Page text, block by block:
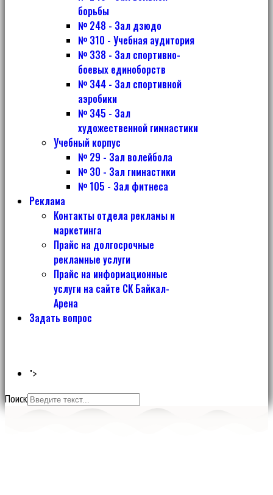
борьбы
№ 248 - Зал дзюдо
№ 310 - Учебная аудитория
№ 338 - Зал спортивно-
боевых единоборств
№ 344 - Зал спортивной
аэробики
№ 345 - Зал
художественной гимнастики
Учебный корпус
№ 29 - Зал волейбола
№ 30 - Зал гимнастики
№ 105 - Зал фитнеса
Реклама
Контакты отдела рекламы и
маркетинга
Прайс на долгосрочные
рекламные услуги
Прайс на информационные
услуги на сайте СК Байкал-
Арена
Задать вопрос
">
Поиск